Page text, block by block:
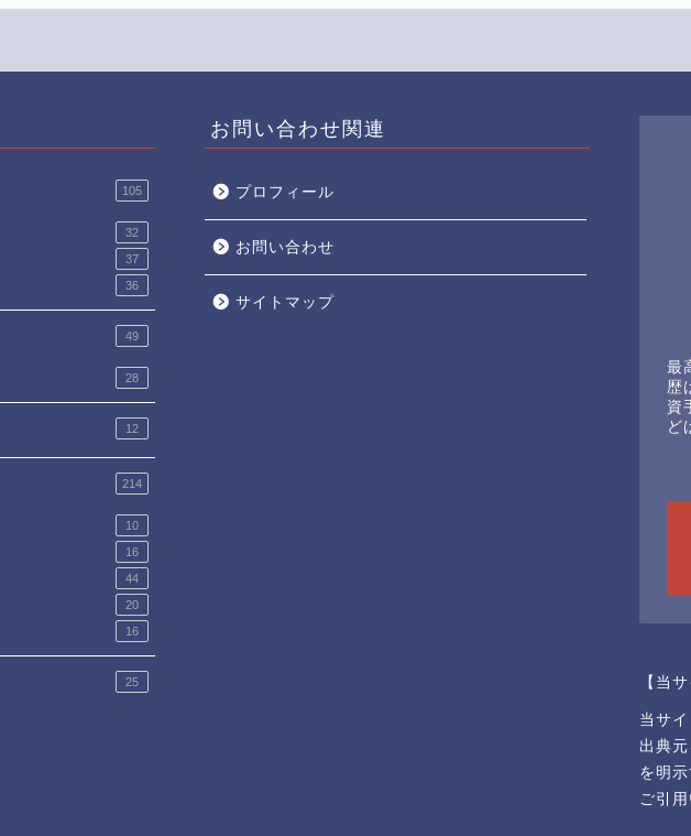
105
32
37
36
49
28
12
214
10
16
44
20
16
25
お問い合わせ関連
プロフィール
お問い合わせ
サイトマップ
最
歴
資
ど
【当
当サ
出典
を明
ご引用